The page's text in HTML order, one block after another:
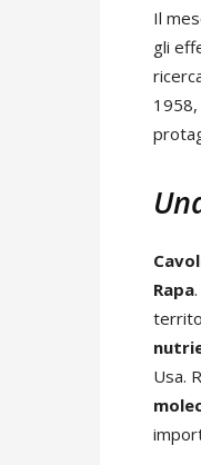
Il
gli
Rapa
Usa.